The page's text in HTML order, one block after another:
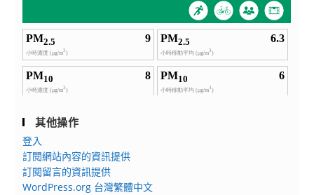
其他操作
登入
訂閱網站內容的資訊提供
訂閱留言的資訊提供
WordPress.org 台灣繁體中文